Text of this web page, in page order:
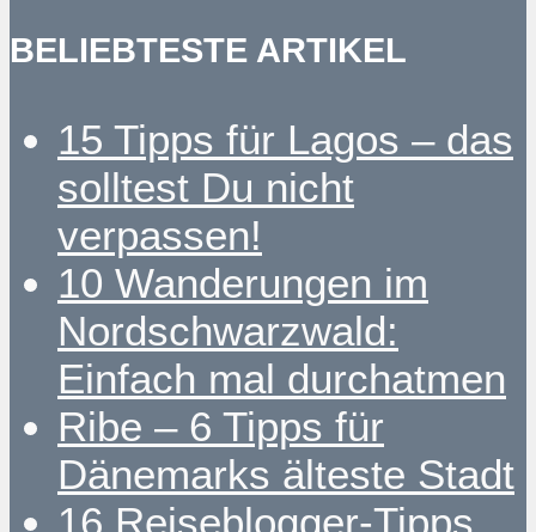
BELIEBTESTE ARTIKEL
15 Tipps für Lagos – das
solltest Du nicht
verpassen!
10 Wanderungen im
Nordschwarzwald:
Einfach mal durchatmen
Ribe – 6 Tipps für
Dänemarks älteste Stadt
16 Reiseblogger-Tipps